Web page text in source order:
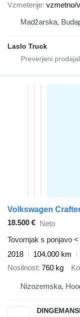
Vzmetenje vzmetno/
Madžarska,
Laslo Truck
Volkswagen
18.500 € Neto
Tovornjak s ponjavo <
2018
104.000 km
Nosilnost 760 kg
Nizozemska,